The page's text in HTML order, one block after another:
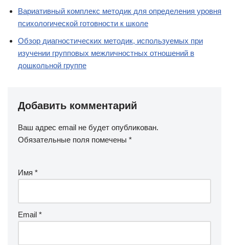
Вариативный комплекс методик для определения уровня
психологической готовности к школе
Обзор диагностических методик, используемых при
изучении групповых межличностных отношений в
дошкольной группе
Добавить комментарий
Ваш адрес email не будет опубликован.
Обязательные поля помечены *
Имя *
Email *